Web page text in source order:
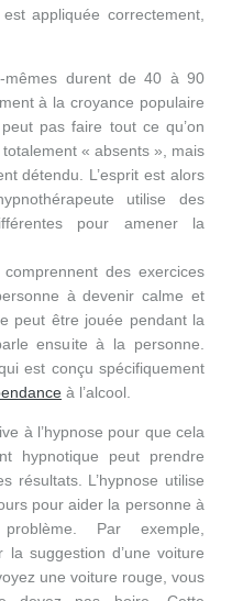
appliquée correctement,
mêmes durent de 40 à 90
à la croyance populaire
pas faire tout ce qu’on
« absents », mais
détendu. L’esprit est alors
utilise des
pour amener la
des exercices
à devenir calme et
peut être jouée pendant la
ensuite à la personne.
est conçu spécifiquement
à l’alcool.
à l’hypnose pour que cela
hypnotique peut prendre
résultats. L’hypnose utilise
pour aider la personne à
Par exemple,
la suggestion d’une voiture
une voiture rouge, vous